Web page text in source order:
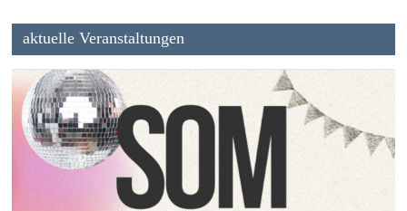
aktuelle Veranstaltungen